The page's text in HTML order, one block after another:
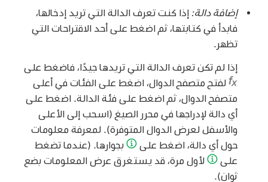
إضافة دالة:إذا كنت تعرف الدالة التي تريد إدخالها،
فابدأ في كتابتها، ثم اضغط على أحد الاقتراحات التي
تظهر.
إذا لم تكن تعرف الدالة التي تريدها جيدًا، فاضغط على
لفتح متصفح الدوال، اضغط على الفئات في أعلى
متصفح الدوال، ثم اضغط على فئة الدالة. اضغط على
أي دالة لإدراجها في محرر الصيغ (اسحب إلى الأعلى
والأسفل لعرض الدوال المتوفرة). لمعرفة معلومات
حول أي دالة، اضغط على
بجوارها. (عندما تضغط
على
لأول مرة، قد يستغرق عرض المعلومات بضع
ثوانٍ).